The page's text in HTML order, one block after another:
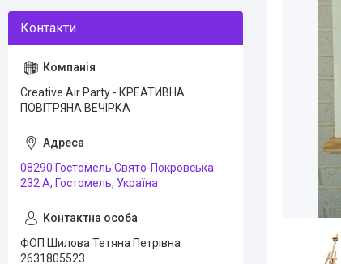
Creative Air Party - КРЕАТИВНА
ПОВІТРЯНА ВЕЧІРКА
08290 Гостомель Свято-Покровська
232 А, Гостомель, Україна
ФОП Шилова Тетяна Петрівна
2631805523